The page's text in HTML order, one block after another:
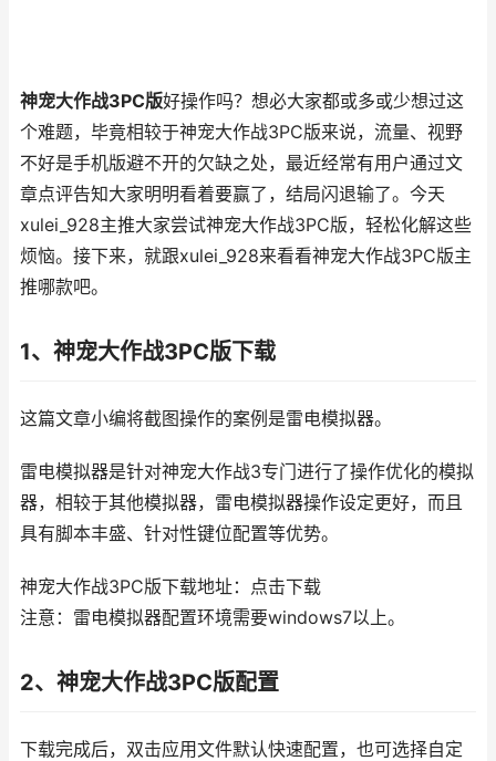
神宠大作战3PC版好操作吗？想必大家都或多或少想过这
个难题，毕竟相较于神宠大作战3PC版来说，流量、视野
不好是手机版避不开的欠缺之处，最近经常有用户通过文
章点评告知大家明明看着要赢了，结局闪退输了。今天
xulei_928主推大家尝试神宠大作战3PC版，轻松化解这些
烦恼。接下来，就跟xulei_928来看看神宠大作战3PC版主
推哪款吧。
1、神宠大作战3PC版下载
这篇文章小编将截图操作的案例是雷电模拟器。
雷电模拟器是针对神宠大作战3专门进行了操作优化的模拟
器，相较于其他模拟器，雷电模拟器操作设定更好，而且
具有脚本丰盛、针对性键位配置等优势。
神宠大作战3PC版下载地址：点击下载
注意：雷电模拟器配置环境需要windows7以上。
2、神宠大作战3PC版配置
下载完成后，双击应用文件默认快速配置，也可选择自定